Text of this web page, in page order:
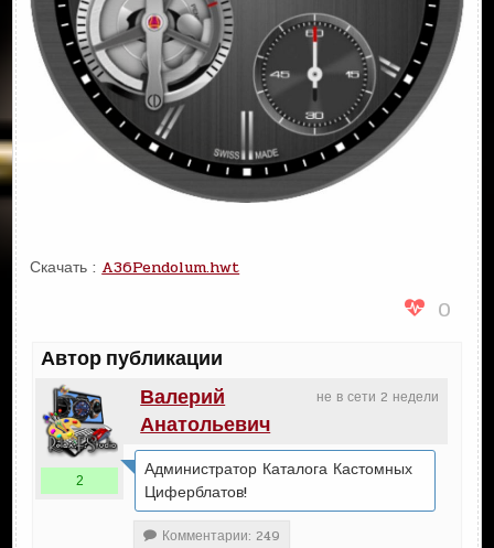
Скачать :A36Pendolum.hwt
0
Автор публикации
не в сети 2 недели
Валерий
Анатольевич
2
Администратор Каталога Кастомных
Циферблатов!
Комментарии: 249